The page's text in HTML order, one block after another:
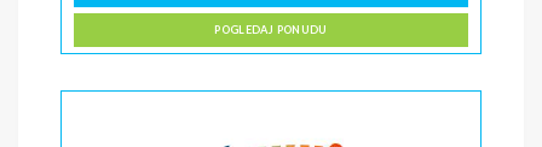
POGLEDAJ PONUDU